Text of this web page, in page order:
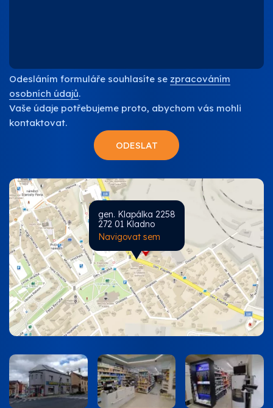
Odesláním formuláře souhlasíte se zpracováním
osobních údajů.
Vaše údaje potřebujeme proto, abychom vás mohli
kontaktovat.
gen. Klapálka 2258
272 01 Kladno
Navigovat sem